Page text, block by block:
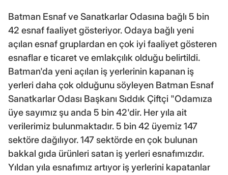
Batman Esnaf ve Sanatkarlar Odasına bağlı 5 bin
42 esnaf faaliyet gösteriyor. Odaya bağlı yeni
açılan esnaf gruplardan en çok iyi faaliyet gösteren
esnaflar e ticaret ve emlakçılık olduğu belirtildi.
Batman'da yeni açılan iş yerlerinin kapanan iş
yerleri daha çok olduğunu söyleyen Batman Esnaf
Sanatkarlar Odası Başkanı Sıddık Çiftçi "Odamıza
üye sayımız şu anda 5 bin 42'dir. Her yıla ait
verilerimiz bulunmaktadır. 5 bin 42 üyemiz 147
sektöre dağılıyor. 147 sektörde en çok bulunan
bakkal gıda ürünleri satan iş yerleri esnafımızdır.
Yıldan yıla esnafımız artıyor iş yerlerini kapatanlar